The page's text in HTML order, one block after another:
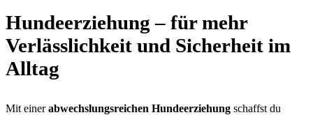
Hundeerziehung – für mehr
Verlässlichkeit und Sicherheit im
Alltag
Mit einerabwechslungsreichen Hundeerziehung schaffst du